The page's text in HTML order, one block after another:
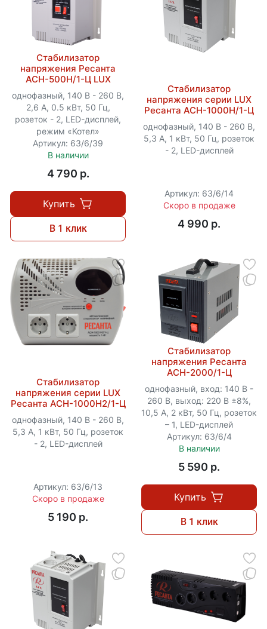
Стабилизатор
напряжения Ресанта
АСН-500Н/1-Ц LUX
однофазный, 140 В - 260 В,
2,6 А, 0.5 кВт, 50 Гц,
розеток - 2, LED-дисплей,
режим «Котел»
Артикул: 63/6/39
В наличии
4 790 p.
Купить
В 1 клик
Стабилизатор
напряжения серии LUX
Ресанта АСН-1000Н/1-Ц
однофазный, 140 В - 260 В,
5,3 А, 1 кВт, 50 Гц, розеток
- 2, LED-дисплей
Артикул: 63/6/14
Скоро в продаже
4 990 p.
Стабилизатор
напряжения серии LUX
Ресанта АСН-1000Н2/1-Ц
однофазный, 140 В - 260 В,
5,3 А, 1 кВт, 50 Гц, розеток
- 2, LED-дисплей
Артикул: 63/6/13
Скоро в продаже
5 190 p.
Стабилизатор
напряжения Ресанта
АСН-2000/1-Ц
однофазный, вход: 140 В -
260 В, выход: 220 В ±8%,
10,5 А, 2 кВт, 50 Гц, розеток
– 1, LED-дисплей
Артикул: 63/6/4
В наличии
5 590 p.
Купить
В 1 клик